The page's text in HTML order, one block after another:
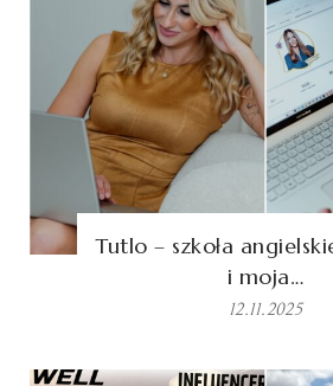
Tutlo – szkoła
i moja…
12.11.2025